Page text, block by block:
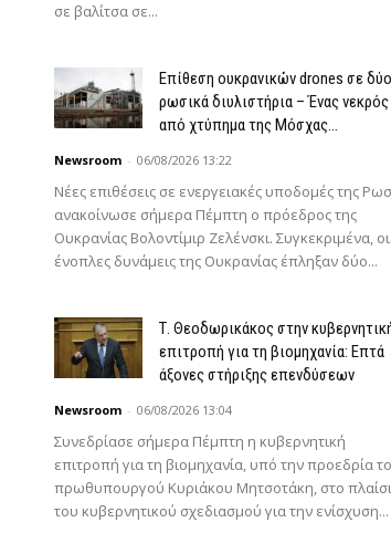
σε βαλίτσα σε...
Επίθεση ουκρανικών drones σε δύο
ρωσικά διυλιστήρια – Ένας νεκρός
από χτύπημα της Μόσχας...
Newsroom - 06/08/2026 13:22
Νέες επιθέσεις σε ενεργειακές υποδομές της
ανακοίνωσε σήμερα Πέμπτη ο πρόεδρος της
Ουκρανίας Βολοντίμιρ Ζελένσκι. Συγκεκριμένα, οι
ένοπλες δυνάμεις της Ουκρανίας έπληξαν δύο...
Τ. Θεοδωρικάκος στην
επιτροπή για τη βιομηχανία: Επτά
άξονες στήριξης επενδύσεων
Newsroom - 06/08/2026 13:04
Συνεδρίασε σήμερα Πέμπτη η κυβερνητική
επιτροπή για τη βιομηχανία, υπό την προεδρία
πρωθυπουργού Κυριάκου Μητσοτάκη, στο
του κυβερνητικού σχεδιασμού για την ενίσχυση...